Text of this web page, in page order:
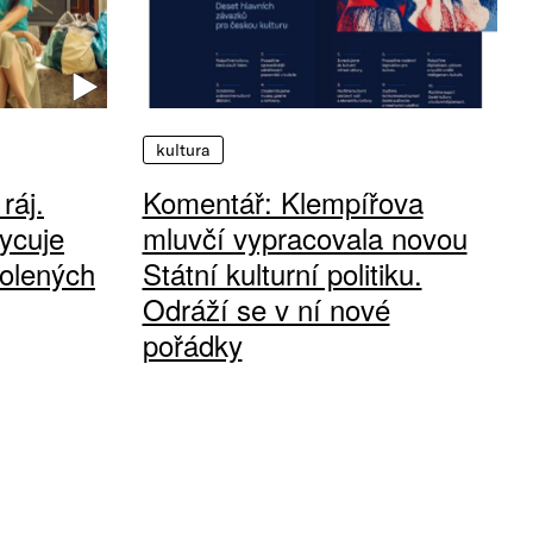
kultura
Komentář: Klempířova
mluvčí vypracovala novou
Státní kulturní politiku.
Odráží se v ní nové
pořádky